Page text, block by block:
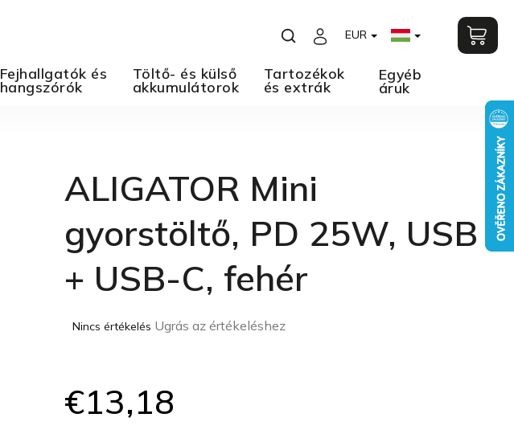
EUR
Fejhallgatók és
hangszórók
Töltő- és külső
akkumulátorok
Tartozékok
és extrák
Egyéb
áruk
ALIGATOR Mini
gyorstöltő, PD 25W, USB
+ USB-C, fehér
A
5-
ből
Nincs értékelés Ugrás az értékeléshez
€13,18